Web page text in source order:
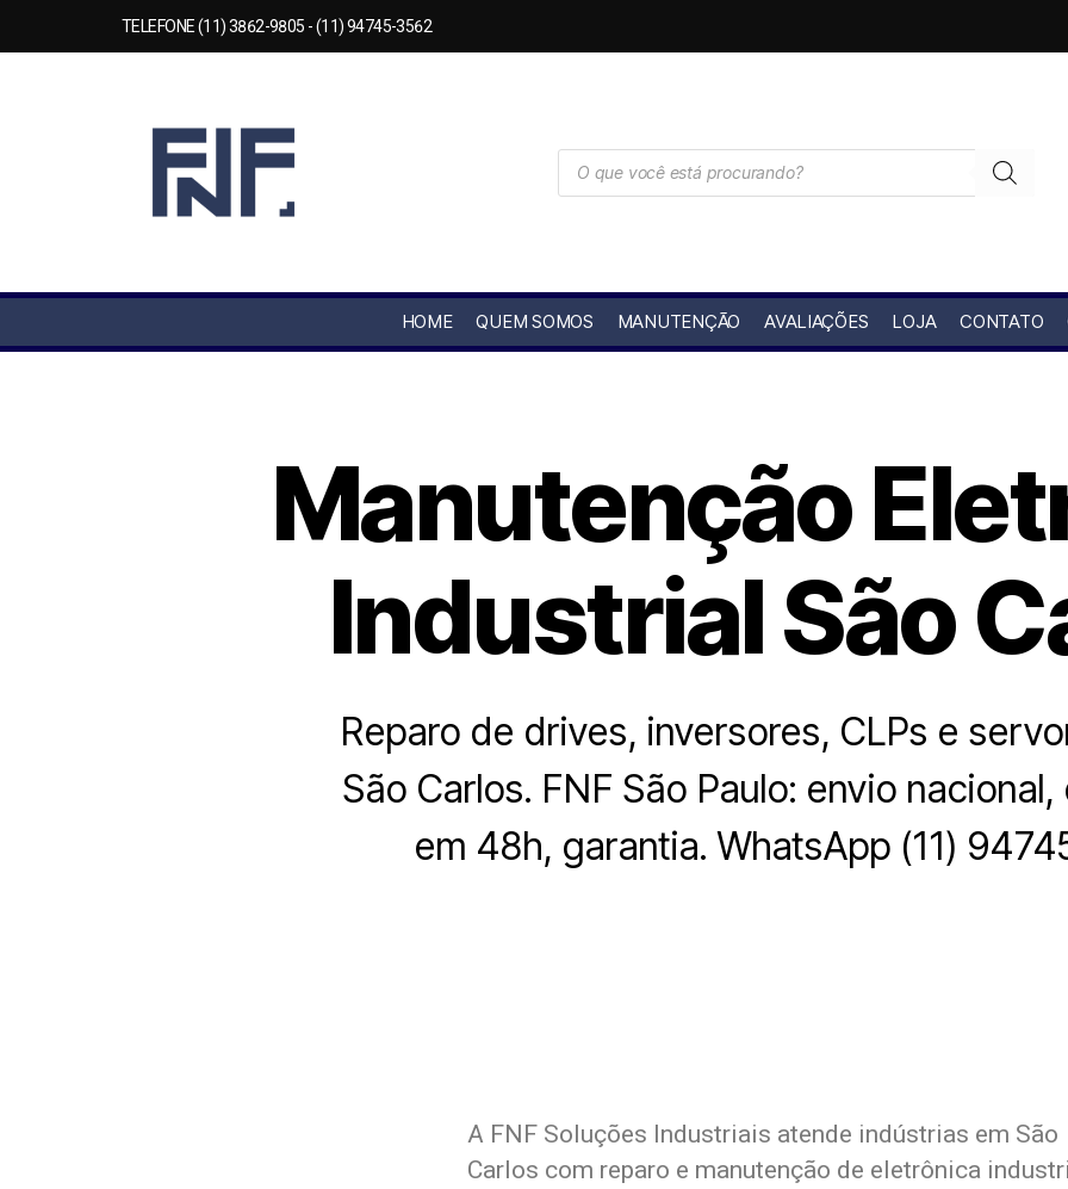
TELEFONE (11) 3862-9805 - (11) 94745-3562
HOME QUEM SOMOS MANUTENÇÃO AVALIAÇÕES LOJA CONTATO
Manutenção
Industrial São
Reparo de drives, inversores, CLPs e
São Carlos. FNF São Paulo: envio
em 48h, garantia. WhatsApp (11)
A FNF Soluções Industriais atende indústrias em São
Carlos com reparo e manutenção de eletrônica